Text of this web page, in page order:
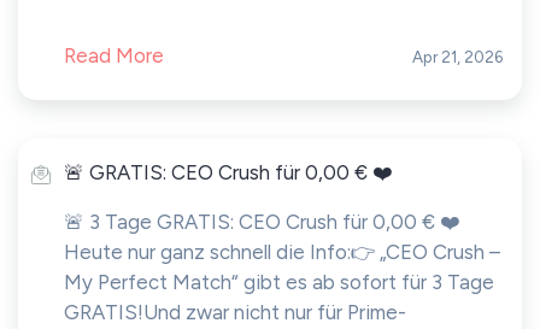
Read More Apr 21, 2026
🚨 GRATIS: CEO Crush für 0,00 € ❤️
🚨 3 Tage GRATIS: CEO Crush für 0,00 € ❤️
Heute nur ganz schnell die Info:👉 „CEO Crush –
My Perfect Match“ gibt es ab sofort für 3 Tage
GRATIS!Und zwar nicht nur für Prime-